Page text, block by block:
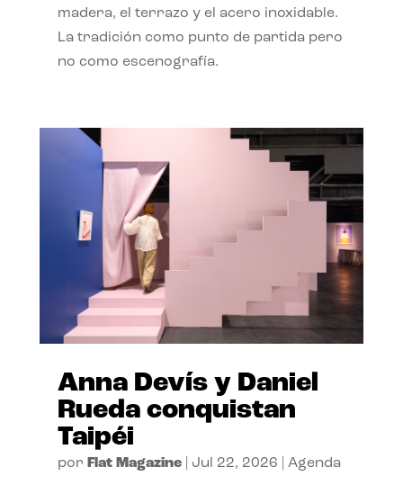
madera, el terrazo y el acero inoxidable.
La tradición como punto de partida pero
no como escenografía.
Anna Devís y Daniel
Rueda conquistan
Taipéi
por Flat Magazine| Jul 22, 2026 Agenda